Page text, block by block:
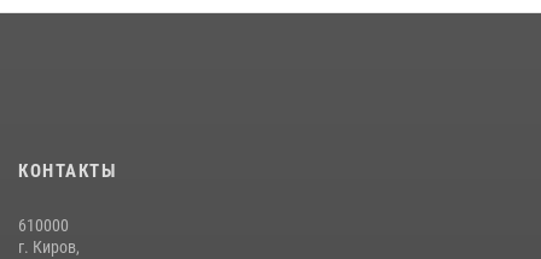
В Слободском росгвардейцы задержали подозреваемых в
В Кирове и Кирово-Чепецке росгвардейцы задержали
КОНТАКТЫ
610000
г. Киров,